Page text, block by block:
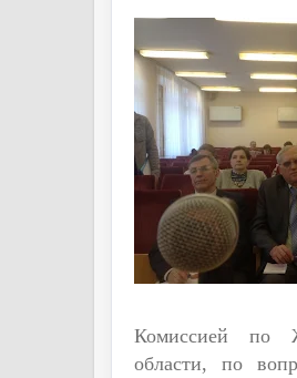
Комиссией по
области, по